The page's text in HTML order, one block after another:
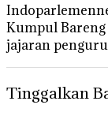
Kumpul Bareng
jajaran
Tinggalkan